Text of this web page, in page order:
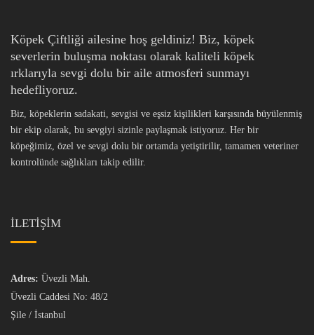
Köpek Çiftliği ailesine hoş geldiniz! Biz, köpek
severlerin buluşma noktası olarak kaliteli köpek
ırklarıyla sevgi dolu bir aile atmosferi sunmayı
hedefliyoruz.
Biz, köpeklerin sadakati, sevgisi ve eşsiz kişilikleri karşısında büyülenmiş
bir ekip olarak, bu sevgiyi sizinle paylaşmak istiyoruz. Her bir
köpeğimiz, özel ve sevgi dolu bir ortamda yetiştirilir, tamamen veteriner
kontrolünde sağlıkları takip edilir.
İLETİŞİM
Adres: Üvezli Mah.
Üvezli Caddesi No: 48/2
Şile / İstanbul